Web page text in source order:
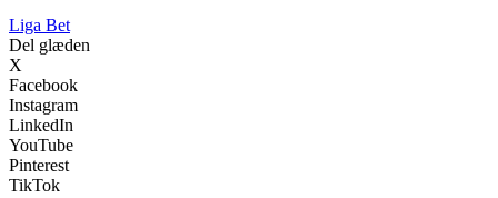
Liga Bet
Del glæden
X
Facebook
Instagram
LinkedIn
YouTube
Pinterest
TikTok